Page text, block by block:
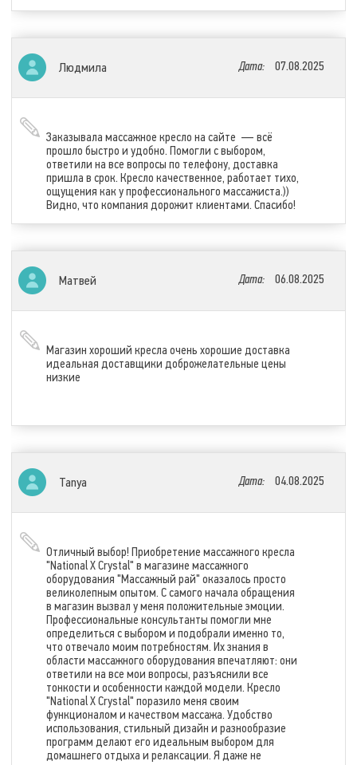
Людмила Дата: 07.08.2025
Заказывала массажное кресло на сайте — всё
прошло быстро и удобно. Помогли с выбором,
ответили на все вопросы по телефону, доставка
пришла в срок. Кресло качественное, работает тихо,
ощущения как у профессионального массажиста.))
Видно, что компания дорожит клиентами. Спасибо!
Матвей Дата: 06.08.2025
Магазин хороший кресла очень хорошие доставка
идеальная доставщики доброжелательные цены
низкие
Tanya Дата: 04.08.2025
Отличный выбор! Приобретение массажного кресла
"National X Crystal" в магазине массажного
оборудования "Массажный рай" оказалось просто
великолепным опытом. С самого начала обращения
в магазин вызвал у меня положительные эмоции.
Профессиональные консультанты помогли мне
определиться с выбором и подобрали именно то,
что отвечало моим потребностям. Их знания в
области массажного оборудования впечатляют: они
ответили на все мои вопросы, разъяснили все
тонкости и особенности каждой модели. Кресло
"National X Crystal" поразило меня своим
функционалом и качеством массажа. Удобство
использования, стильный дизайн и разнообразие
программ делают его идеальным выбором для
домашнего отдыха и релаксации. Я даже не